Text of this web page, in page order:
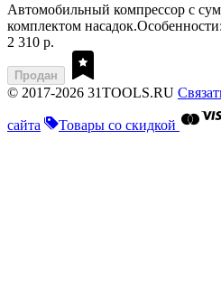
Автомобильный компрессор с
комплектом
2 310 р.
Продан
© 2017-2026 31TOOLS.RU
сайта Товары со скидкой